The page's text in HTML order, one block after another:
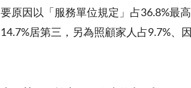
要原因以「服務單位規定」占36.8%最
14.7%居第三，另為照顧家人占9.7%、